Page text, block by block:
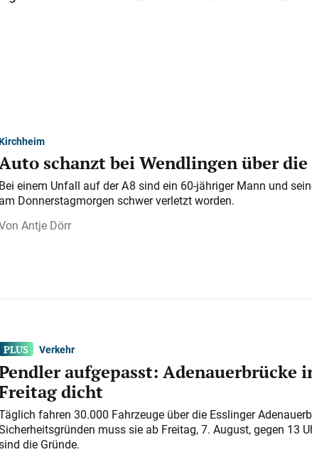
schanzt bei Wendlingen über
Bei einem Unfall auf der A 8 sind ein 60-jähriger Mann und
am Donnerstagmorgen schwer verletzt worden.
Antje Dörr
Verkehr
aufgepasst: Adenauerbrücke
dicht
fahren 30.000 Fahrzeuge über die Esslinger
muss sie ab Freitag, 7. August, gegen 13
die Gründe.